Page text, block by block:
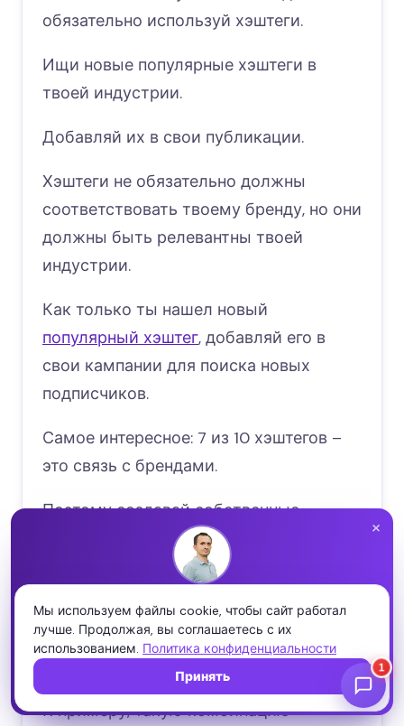
обязательно используй хэштеги.
Ищи новые популярные хэштеги в
твоей индустрии.
Добавляй их в свои публикации.
Хэштеги не обязательно должны
соответствовать твоему бренду, но они
должны быть релевантны твоей
индустрии.
Как только ты нашел новый
популярный хэштег, добавляй его в
свои кампании для поиска новых
подписчиков.
Самое интересное: 7 из 10 хэштегов –
это связь с брендами.
Поэтому создавай собственные
хэштеги для повышения вовлечения в
Лучше всего комбинировать
брендовые и релевантные твоей
тематике хэштеги.
К примеру, такую комбинацию
×
Проверьте свой сайт бесплатно
Полный SEO-аудит за пару минут: ошибки, скорость, мета
и структура — и что чинить первым.
Запустить аудит →
Мы используем файлы cookie, чтобы сайт работал
лучше. Продолжая, вы соглашаетесь с их
использованием. Политика конфиденциальности
Принять